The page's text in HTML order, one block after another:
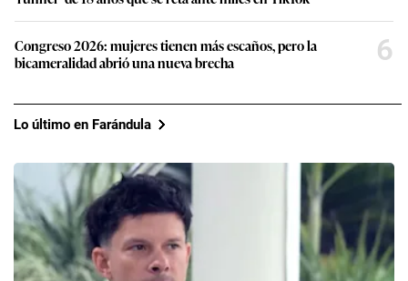
Congreso 2026: mujeres tienen más escaños, pero la
bicameralidad abrió una nueva brecha
6
Lo último en Farándula